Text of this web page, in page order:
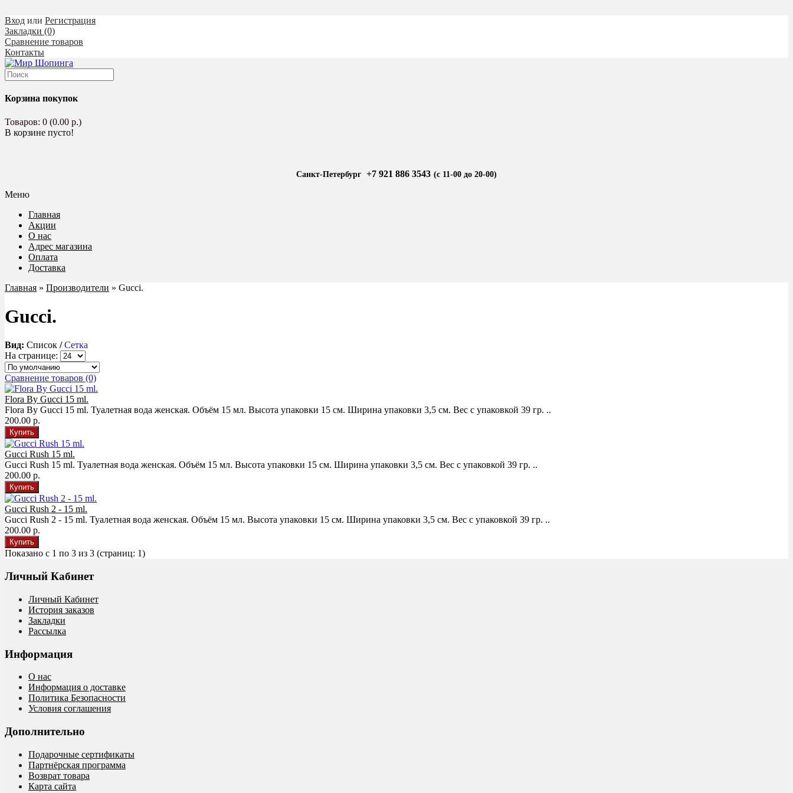
Вход или Регистрация
Закладки (0)
Сравнение товаров
Контакты
Корзина покупок
Товаров: 0 (0.00 р.)
В корзине пусто!
Санкт-Петербург +7 921 886 3543 (с 11-00 до 20-00)
Меню
Главная
Акции
О нас
Адрес магазина
Оплата
Доставка
Главная » Производители » Gucci.
Gucci.
Вид: Список / Сетка
На странице:
Сравнение товаров (0)
Flora By Gucci 15 ml.
Flora By Gucci 15 ml. Туалетная вода женская. Объём 15 мл. Высота упаковки 15 см. Ширина упаковки 3,5 см. Вес с упаковкой 39 гр. ..
200.00 р.
Gucci Rush 15 ml.
Gucci Rush 15 ml. Туалетная вода женская. Объём 15 мл. Высота упаковки 15 см. Ширина упаковки 3,5 см. Вес с упаковкой 39 гр. ..
200.00 р.
Gucci Rush 2 - 15 ml.
Gucci Rush 2 - 15 ml. Туалетная вода женская. Объём 15 мл. Высота упаковки 15 см. Ширина упаковки 3,5 см. Вес с упаковкой 39 гр. ..
200.00 р.
Показано с 1 по 3 из 3 (страниц: 1)
Личный Кабинет
Личный Кабинет
История заказов
Закладки
Рассылка
Информация
О нас
Информация о доставке
Политика Безопасности
Условия соглашения
Дополнительно
Подарочные сертификаты
Партнёрская программа
Возврат товара
Карта сайта